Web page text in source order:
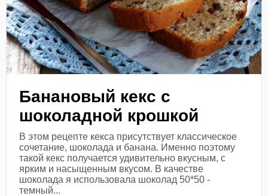
Банановый кекс с
шоколадной крошкой
В этом рецепте кекса присутствует классическое
сочетание, шоколада и банана. Именно поэтому
такой кекс получается удивительно вкусным, с
ярким и насыщенным вкусом. В качестве
шоколада я использовала шоколад 50*50 -
темный...